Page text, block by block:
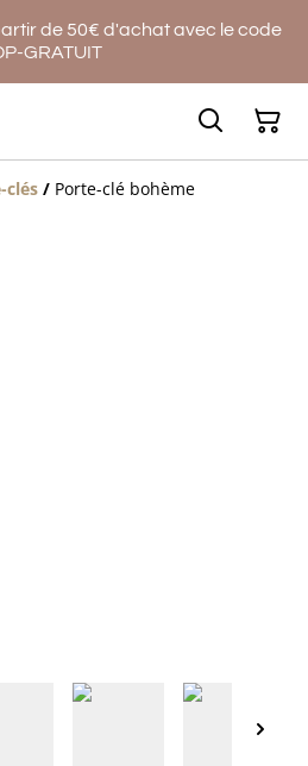
de 50€ d'achat avec le code
GRATUIT
clés / Porte-clé bohème